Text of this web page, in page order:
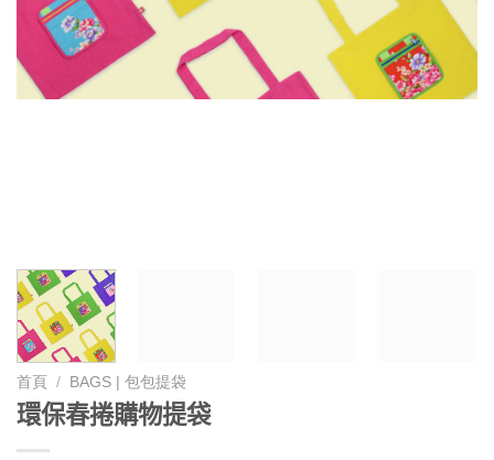
首頁 / BAGS | 包包提袋
環保春捲購物提袋